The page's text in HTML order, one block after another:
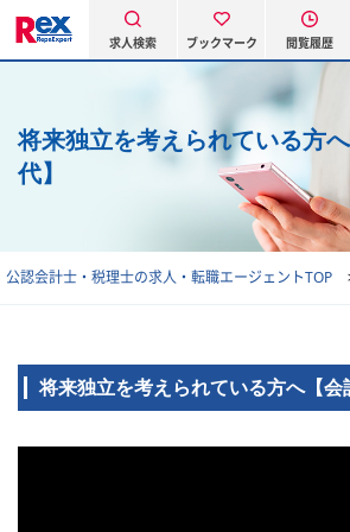
求人検索 ブックマーク 閲覧履歴
将来独立を考えられている方
代】
公認会計士・税理士の求人・転職エージェントTOP
将来独立を考えられている方へ【会